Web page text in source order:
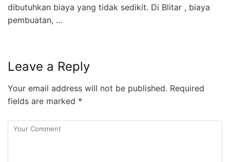
dibutuhkan biaya yang tidak sedikit. Di Blitar , biaya
pembuatan, …
Leave a Reply
Your email address will not be published. Required
fields are marked *